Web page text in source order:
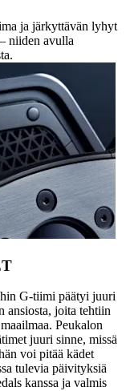
ja järkyttävän lyhyt
niiden avulla
G-tiimi päätyi juuri
ansiosta, joita tehtiin
Peukalon
juuri sinne, missä
voi pitää kädet
tulevia päivityksiä
kanssa ja valmis